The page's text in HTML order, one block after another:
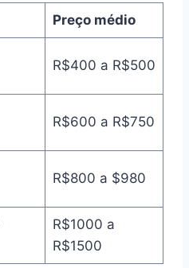
Preço médio
R$400 a R$500
R$600 a R$750
R$800 a $980
R$1000 a
R$1500